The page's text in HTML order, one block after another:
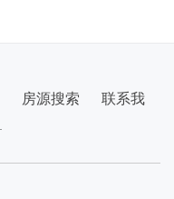
房源搜索 联系我